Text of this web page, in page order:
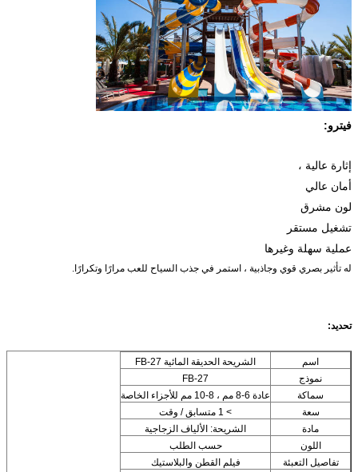
فيترو:
إثارة عالية ،
أمان عالي
لون مشرق
تشغيل مستقر
عملية سهلة وغيرها
له تأثير بصري قوي وجاذبية ، استمر في جذب السياح للعب مرارًا وتكرارًا.
تحديد:
اسم
الشريحة الحديقة المائية FB-27
نموذج
FB-27
سماكة
عادة 6-8 مم ، 8-10 مم للأجزاء الخاصة
سعة
> 1 متسابق / وقت
مادة
الشريحة: الألياف الزجاجية
اللون
حسب الطلب
تفاصيل التعبئة
فيلم القطن والبلاستيك